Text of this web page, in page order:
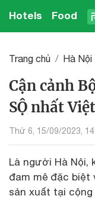
Hotels Food
Trang chủ Hà Nội
Cận cảnh
SỘ nhất
Thứ 6, 15/09/2023,
Là người Hà Nội,
đam mê đặc biệt
sản xuất tại cộng